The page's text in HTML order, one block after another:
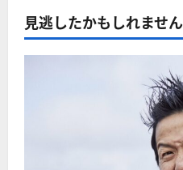
見逃したかもしれません